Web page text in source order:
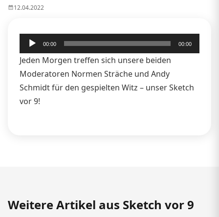
12.04.2022
Audio-
Player
00:00 00:00
Jeden Morgen treffen sich unsere beiden
Moderatoren Normen Sträche und Andy
Schmidt für den gespielten Witz – unser Sketch
vor 9!
Weitere Artikel aus Sketch vor 9